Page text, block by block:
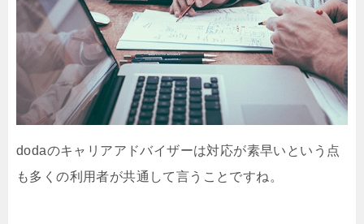
dodaのキャリアアドバイザーは対応が素早いという点
も多くの利用者が共通して言うことですね。